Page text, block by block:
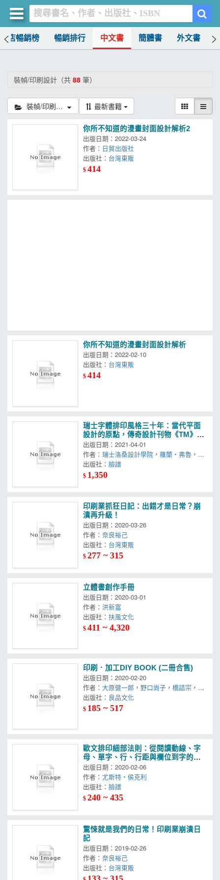
書店暢銷榜 暢銷排行 中文書 簡體書 外文書
裝幀/印刷設計（共 88 筆）
裝幀/印刷設計 最新書籍
你所不知道的漫畫封面設計解析2
出版日期：2022-03-24
作者： 日貿出版社
出版社：
$414
你所不知道的漫畫封面設計解析
出版日期：2022-02-10
出版社：
$414
瑞士字體排印風格三十年：當代平面
設計的原點，傳奇設計刊物《TM》改
變世界美學的黃金年代
出版日期：2021-04-01
作者：瑞士洛桑設計學院 ， 羅蘭‧弗魯 ， 路
易斯‧帕拉迪斯
出版社：
$ 1,350
印刷業抓狂日記：出錯才是日常？崩
潰再升級！
出版日期：2020-03-26
作者：奈良裕己
出版社：
$277 ~ 315
立體書創作手冊
出版日期：2020-03-01
作者：洪新富
出版社：
$411 ~ 4,320
印刷．加工DIY BOOK (二冊合售)
出版日期：2020-02-20
作者：大原健一郎 ， 野口尚子 ，橋詰宗 ， Gr
aphic社編輯部
出版社：
$ 185 ~ 517
歐文排印細部法則：從閱讀動線、字
母、單字、行、行距與欄位到字的性
質，瑞士字體排印大師教你提升可讀
性的基礎知識與關鍵細節
出版日期：2020-02-06
作者：尤斯特・侯克利
出版社：
$240 ~ 435
驚悚就是我們的日常！印刷業崩潰日
記
出版日期：2019-02-26
作者：奈良裕己
出版社：
買書網
書店暢銷榜
簡體書
外文書